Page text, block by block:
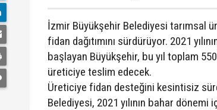
İzmir Büyükşehir Belediyesi tarımsal
fidan dağıtımını sürdürüyor. 2021
başlayan Büyükşehir, bu yıl toplam
üreticiye teslim edecek.
Üreticiye fidan desteğini kesintisiz
Belediyesi, 2021 yılının bahar dönemi